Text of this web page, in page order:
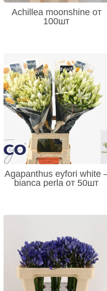
Achillea moonshine от
100шт
Agapanthus eyfori white
bianca perla от 50шт